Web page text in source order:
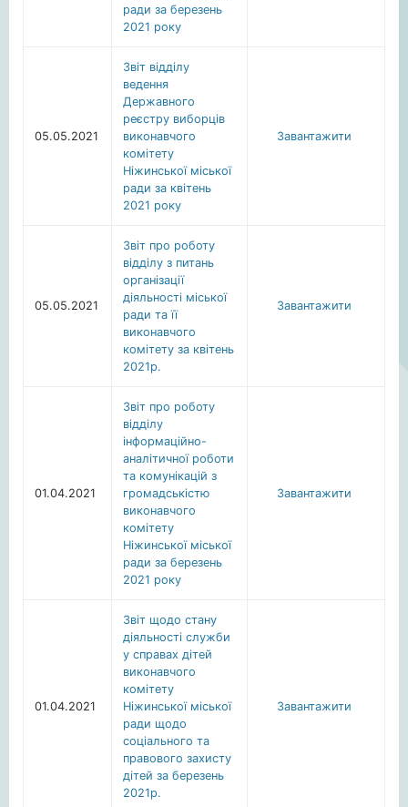
ради за березень
2021 року
05.05.2021
Звіт відділу
ведення
Державного
реєстру виборців
виконавчого
комітету
Ніжинської міської
ради за квітень
2021 року
Завантажити
05.05.2021
Звіт про роботу
відділу з питань
організації
діяльності міської
ради та її
виконавчого
комітету за квітень
2021р.
Завантажити
01.04.2021
Звіт про роботу
відділу
інформаційно-
аналітичної роботи
та комунікацій з
громадськістю
виконавчого
комітету
Ніжинської міської
ради за березень
2021 року
Завантажити
01.04.2021
Звіт щодо стану
діяльності служби
у справах дітей
виконавчого
комітету
Ніжинської міської
ради щодо
соціального та
правового захисту
дітей за березень
2021р.
Завантажити